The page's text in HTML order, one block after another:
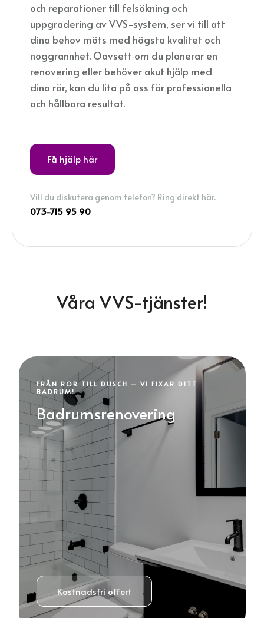
och reparationer till felsökning och
uppgradering av VVS-system, ser vi till att
dina behov möts med högsta kvalitet och
noggrannhet. Oavsett om du planerar en
renovering eller behöver akut hjälp med
dina rör, kan du lita på oss för professionella
och hållbara resultat.
Få hjälp här
Vill du diskutera genom telefon? Ring direkt här.
073-715 95 90
Våra VVS-tjänster!
FRÅN RÖR TILL DUSCH – VI FIXAR DITT
BADRUM!
Badrumsrenovering
Kostnadsfri offert